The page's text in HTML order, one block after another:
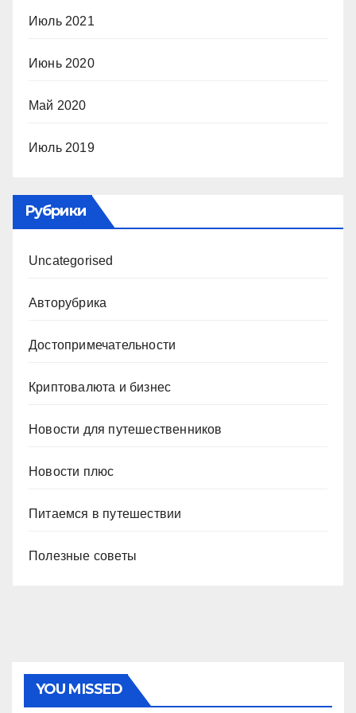
Июль 2021
Июнь 2020
Май 2020
Июль 2019
Рубрики
Uncategorised
Авторубрика
Достопримечательности
Криптовалюта и бизнес
Новости для путешественников
Новости плюс
Питаемся в путешествии
Полезные советы
YOU MISSED